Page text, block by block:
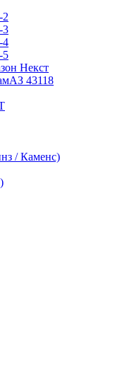
2
3
4
5
Некст
43118
/ Каменс)